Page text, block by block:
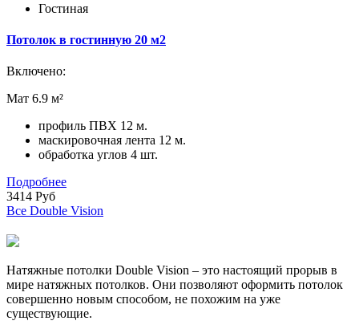
Гостиная
Потолок в гостинную 20 м2
Включено:
Мат 6.9 м²
профиль ПВХ 12 м.
маскировочная лента 12 м.
обработка углов 4 шт.
Подробнее
3414 Руб
Все Double Vision
Натяжные потолки Double Vision – это настоящий прорыв в
мире натяжных потолков. Они позволяют оформить потолок
совершенно новым способом, не похожим на уже
существующие.